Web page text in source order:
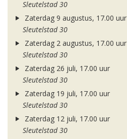
Sleutelstad 30
Zaterdag 9 augustus, 17.00 uur
Sleutelstad 30
Zaterdag 2 augustus, 17.00 uur
Sleutelstad 30
Zaterdag 26 juli, 17.00 uur
Sleutelstad 30
Zaterdag 19 juli, 17.00 uur
Sleutelstad 30
Zaterdag 12 juli, 17.00 uur
Sleutelstad 30